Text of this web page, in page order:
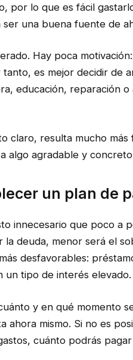
por lo que es fácil
una buena fuente de
Hay poca
es mejor decidir de
educación, reparación o
claro, resulta mucho más
algo agradable y
un plan de
innecesario que poco a
deuda, menor será el
desfavorables:
un tipo de interés elevado.
y en qué momento
ahora mismo. Si no es
cuánto podrás